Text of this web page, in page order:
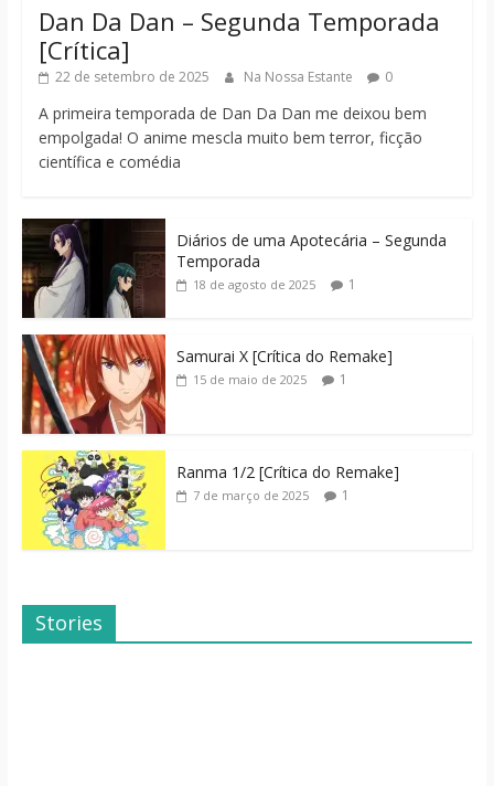
Dan Da Dan – Segunda Temporada
[Crítica]
22 de setembro de 2025 Na Nossa Estante 0
A primeira temporada de Dan Da Dan me deixou bem
empolgada! O anime mescla muito bem terror, ficção
científica e comédia
Diários de uma Apotecária – Segunda
Temporada
18 de agosto de 2025 1
Samurai X [Crítica do Remake]
15 de maio de 2025 1
Ranma 1/2 [Crítica do Remake]
7 de março de 2025 1
Stories
Dicas de Filmes
Para o Fim de
Família Inusitada